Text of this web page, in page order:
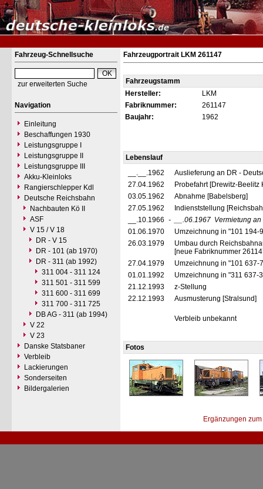
Fahrzeug-Schnellsuche
zur erweiterten Suche
Navigation
Einleitung
Beschaffungen 1930
Leistungsgruppe I
Leistungsgruppe II
Leistungsgruppe III
Akku-Kleinloks
Rangierschlepper Kdl
Deutsche Reichsbahn
Nachbauten Kö II
ASF
V 15 / V 18
DR - V 15
DR - 101 (ab 1970)
DR - 311 (ab 1992)
311 004 - 311 124
311 501 - 311 599
311 600 - 311 699
311 700 - 311 725
DB AG - 311 (ab 1994)
V 22
V 23
Danske Statsbaner
Verbleib
Lackierungen
Sonderseiten
Bildergalerien
Fahrzeugportrait LKM 261147
Fahrzeugstamm
Hersteller:
LKM
Fabriknummer:
261147
Baujahr:
1962
Lebenslauf
__.__.1962
Auslieferung an DR -
27.04.1962
Probefahrt [Drewitz-Beelitz
03.05.1962
Abnahme [Babelsberg]
27.05.1962
Indienststellung
__.10.1966 - __.06.1967 Vermietung
01.06.1970
Umzeichnung in "101 194-
26.03.1979
Umbau durch
[neue Fabriknummer
27.04.1979
Umzeichnung in "101 637-
01.01.1992
Umzeichnung in "311 637-
21.12.1993
z-Stellung
22.12.1993
Ausmusterung [Stralsund]
Verbleib unbekannt
Fotos
Ergänzungen